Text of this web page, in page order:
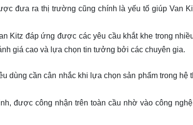
đưa ra thị trường cũng chính là yếu tố giúp Van
Kitz đáp ứng được các yêu cầu khắt khe trong
giá cao và lựa chọn tin tưởng bởi các chuyên gia.
dùng cần cân nhắc khi lựa chọn sản phẩm trong hệ
được công nhận trên toàn cầu nhờ vào công